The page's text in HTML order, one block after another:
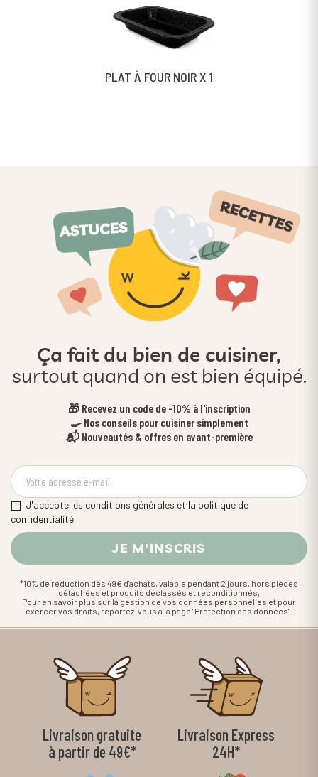
PLAT À FOUR NOIR X 1
Ça fait du bien de cuisiner,
surtout quand on est bien équipé.
🎁 Recevez un code de -10% à l'inscription
🍳 Nos conseils pour cuisiner simplement
📬 Nouveautés & offres en avant-première
J'accepte les conditions générales et la politique de
confidentialité
*10% de réduction dès 49€ d'achats, valable pendant 2 jours, hors pièces
détachées et produits déclassés et reconditionnés,
Pour en savoir plus sur la gestion de vos données personnelles et pour
exercer vos droits, reportez-vous à la page "Protection des données".
Livraison gratuite
à partir de 49€*
Livraison Express
24H*